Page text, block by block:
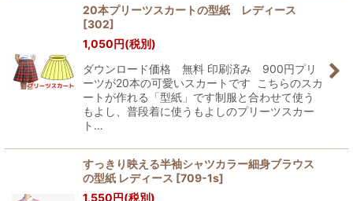
20本プリーツスカートの型紙 レディース
[302]
1,050円(税別)
ダウンロード価格 無料 印刷済み 900円プリ
ーツが20本の可愛いスカートです こちらのスカ
ートが作れる「型紙」です制服と合わせて使う
もよし、普段着に使うもよしのプリーツスカー
ト…
すっきり映える半袖シャツカラー細身ブラウス
の型紙 レディース [709-1s]
1,550円(税別)